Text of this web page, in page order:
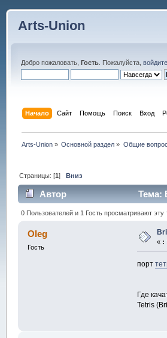
Arts-Union
Добро пожаловать, Гость. Пожалуйста, войдите
Начало Сайт Помощь Поиск Вход
Arts-Union » Основной раздел » Общие
Страницы: [1]Вниз
Автор Тема:
0 Пользователей и 1 Гость просматривают эту
Oleg
Гость
« :
порт
Где
Tetris